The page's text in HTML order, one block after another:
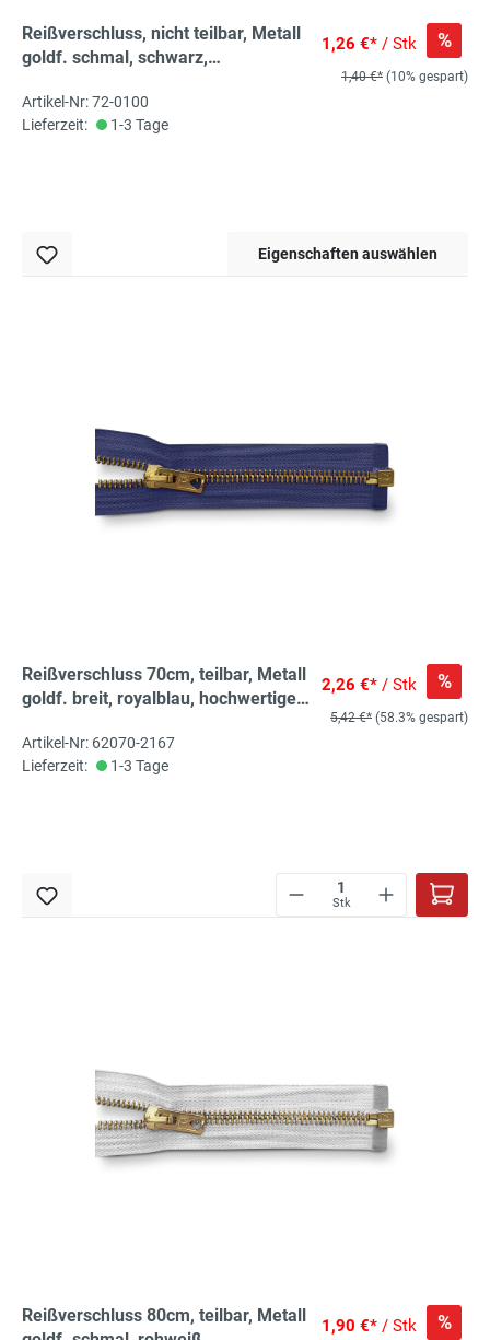
Reißverschluss, nicht teilbar, Metall
goldf. schmal, schwarz,
Reißverschluss von Rubi/Barcelona
1,26 €* / Stk %
1,40 €* (10% gespart)
Artikel-Nr: 72-0100
Lieferzeit:
1-3 Tage
Eigenschaften auswählen
Reißverschluss 70cm, teilbar, Metall
goldf. breit, royalblau, hochwertiger
Rubi/Barcelona
2,26 €* / Stk %
5,42 €* (58.3% gespart)
Artikel-Nr: 62070-2167
Lieferzeit:
1-3 Tage
Stk
Reißverschluss 80cm, teilbar, Metall
1,90 €* / Stk %